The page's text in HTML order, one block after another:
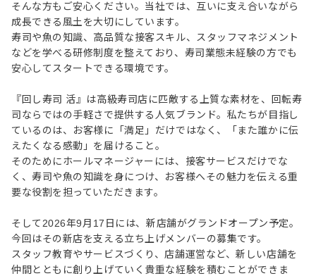
そんな方もご安心ください。当社では、互いに支え合いながら
成長できる風土を大切にしています。
寿司や魚の知識、高品質な接客スキル、スタッフマネジメント
などを学べる研修制度を整えており、寿司業態未経験の方でも
安心してスタートできる環境です。
『回し寿司 活』は高級寿司店に匹敵する上質な素材を、回転寿
司ならではの手軽さで提供する人気ブランド。私たちが目指し
ているのは、お客様に「満足」だけではなく、「また誰かに伝
えたくなる感動」を届けること。
そのためにホールマネージャーには、接客サービスだけでな
く、寿司や魚の知識を身につけ、お客様へその魅力を伝える重
要な役割を担っていただきます。
そして2026年9月17日には、新店舗がグランドオープン予定。
今回はその新店を支える立ち上げメンバーの募集です。
スタッフ教育やサービスづくり、店舗運営など、新しい店舗を
仲間とともに創り上げていく貴重な経験を積むことができま